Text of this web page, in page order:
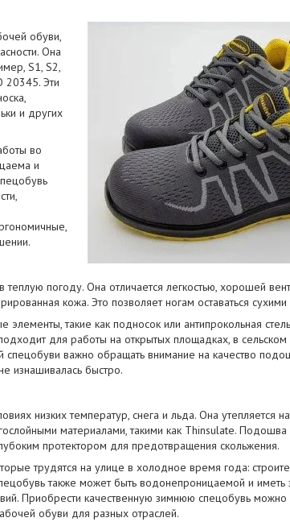
обуви,
Она
S1, S2,
20345. Эти
и других
во
и
теплую погоду. Она отличается легкостью, хорошей
кожа. Это позволяет ногам оставаться
такие как подносок или антипрокольная
для работы на открытых площадках, в сельском
важно обращать внимание на качество
изнашивалась быстро.
низких температур, снега и льда. Она утепляется
материалами, такими как Thinsulate.
протектором для предотвращения скольжения.
трудятся на улице в холодное время года:
также может быть водонепроницаемой и иметь
Приобрести качественную зимнюю спецобувь можно
обуви для разных отраслей.